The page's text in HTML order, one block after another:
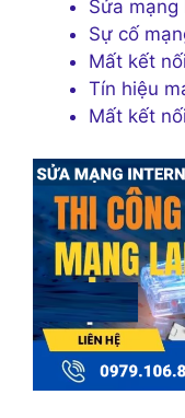
Sửa mạng
Sự cố
Mất kết
Tín hiệu
Mất kết